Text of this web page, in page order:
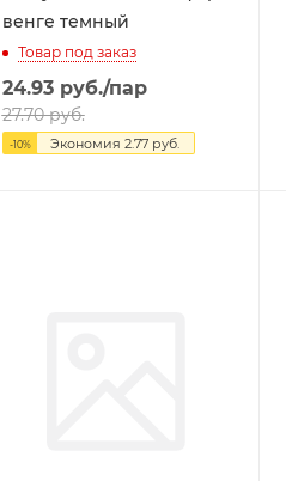
венге темный
Товар под заказ
24.93руб./пар
27.70руб.
-10% Экономия 2.77руб.